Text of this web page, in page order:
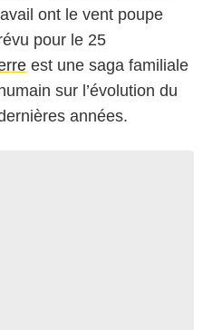
ont le vent poupe
pour le 25
est une saga familiale
sur l’évolution du
années.